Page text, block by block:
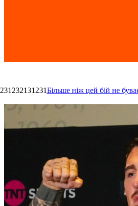
231232131231Більше ніж цей бій не